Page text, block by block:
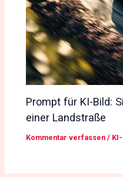
Prompt für KI-Bild:
einer Landstraße
Kommentar verfassen /